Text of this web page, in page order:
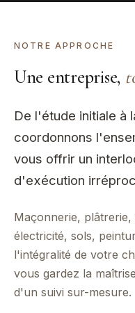
NOTRE APPROCHE
Une entreprise,
De l'étude initiale à
coordonnons
vous offrir un
d'exécution
Maçonnerie,
électricité, sols,
l'intégralité de votre
vous gardez la
d'un suivi sur-mesure.